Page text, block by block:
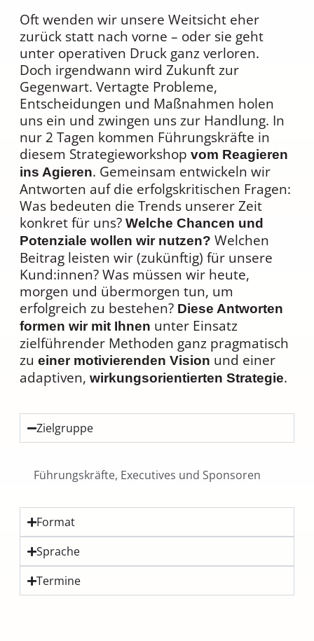
Oft wenden wir unsere Weitsicht eher
zurück statt nach vorne – oder sie geht
unter operativen Druck ganz verloren.
Doch irgendwann wird Zukunft zur
Gegenwart. Vertagte Probleme,
Entscheidungen und Maßnahmen holen
uns ein und zwingen uns zur Handlung. In
nur 2 Tagen kommen Führungskräfte in
diesem Strategieworkshop vom Reagieren
ins Agieren. Gemeinsam entwickeln wir
Antworten auf die erfolgskritischen Fragen:
Was bedeuten die Trends unserer Zeit
konkret für uns? Welche Chancen und
Potenziale wollen wir nutzen? Welchen
Beitrag leisten wir (zukünftig) für unsere
Kund:innen? Was müssen wir heute,
morgen und übermorgen tun, um
erfolgreich zu bestehen? Diese Antworten
formen wir mit Ihnen unter Einsatz
zielführender Methoden ganz pragmatisch
zu einer motivierenden Vision und einer
adaptiven, wirkungsorientierten Strategie.
Zielgruppe
Führungskräfte, Executives und Sponsoren
Format
Sprache
Termine